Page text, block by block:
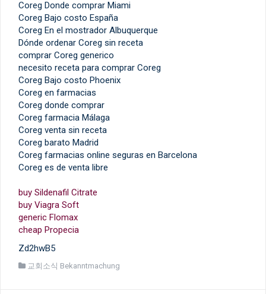
Coreg Donde comprar Miami
Coreg Bajo costo España
Coreg En el mostrador Albuquerque
Dónde ordenar Coreg sin receta
comprar Coreg generico
necesito receta para comprar Coreg
Coreg Bajo costo Phoenix
Coreg en farmacias
Coreg donde comprar
Coreg farmacia Málaga
Coreg venta sin receta
Coreg barato Madrid
Coreg farmacias online seguras en Barcelona
Coreg es de venta libre
buy Sildenafil Citrate
buy Viagra Soft
generic Flomax
cheap Propecia
Zd2hwB5
교회소식 Bekanntmachung